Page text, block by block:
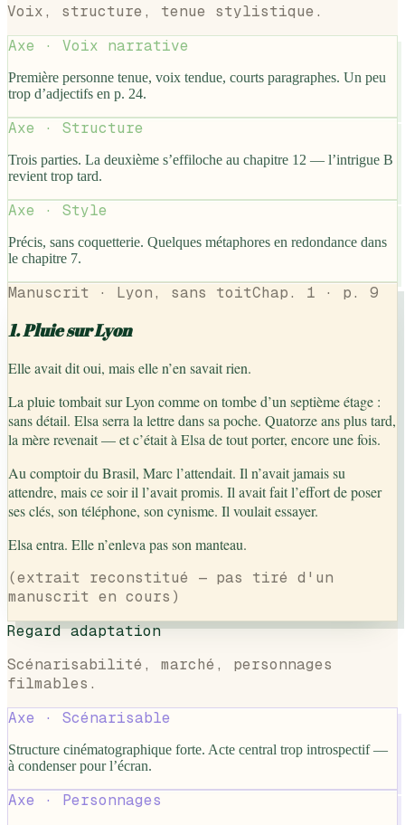
Voix, structure, tenue stylistique.
Axe · Voix narrative
Première personne tenue, voix tendue, courts paragraphes. Un peu
trop d’adjectifs en p. 24.
Axe · Structure
Trois parties. La deuxième s’effiloche au chapitre 12 — l’intrigue B
revient trop tard.
Axe · Style
Précis, sans coquetterie. Quelques métaphores en redondance dans
le chapitre 7.
Manuscrit · Lyon, sans toitChap. 1 · p. 9
1. Pluie sur Lyon
Elle avait dit oui, mais elle n’en savait rien.
La pluie tombait sur Lyon comme on tombe d’un septième étage :
sans détail. Elsa serra la lettre dans sa poche. Quatorze ans plus tard,
la mère revenait — et c’était à Elsa de tout porter, encore une fois.
Au comptoir du Brasil, Marc l’attendait. Il n’avait jamais su
attendre, mais ce soir il l’avait promis. Il avait fait l’effort de poser
ses clés, son téléphone, son cynisme. Il voulait essayer.
Elsa entra. Elle n’enleva pas son manteau.
(extrait reconstitué — pas tiré d'un
manuscrit en cours)
Regard adaptation
Scénarisabilité, marché, personnages
filmables.
Axe · Scénarisable
Structure cinématographique forte. Acte central trop introspectif —
à condenser pour l’écran.
Axe · Personnages